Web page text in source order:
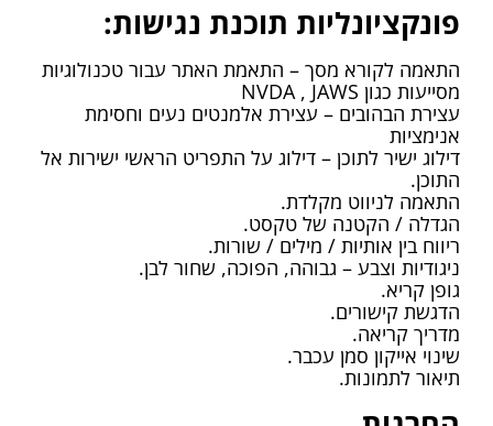
פונקציונליות תוכנת נגישות:
התאמה לקורא מסך – התאמת האתר עבור טכנולוגיות
מסייעות כגון NVDA , JAWS
עצירת הבהובים – עצירת אלמנטים נעים וחסימת
אנימציות
דילוג ישיר לתוכן – דילוג על התפריט הראשי ישירות אל
התוכן.
התאמה לניווט מקלדת.
הגדלה / הקטנה של טקסט.
ריווח בין אותיות / מילים / שורות.
ניגודיות וצבע – גבוהה, הפוכה, שחור לבן.
גופן קריא.
הדגשת קישורים.
מדריך קריאה.
שינוי אייקון סמן עכבר.
תיאור לתמונות.